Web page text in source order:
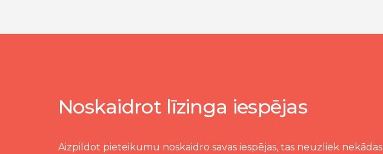
Noskaidrot līzinga iespējas
Aizpildot pieteikumu noskaidro savas iespējas, tas neuzliek nekādas